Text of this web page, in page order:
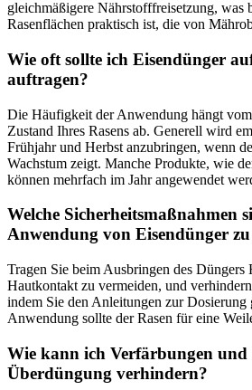
gleichmäßigere Nährstofffreisetzung, was
Rasenflächen praktisch ist, die von
Wie oft sollte ich Eisendünger
auftragen?
Die Häufigkeit der Anwendung hängt
Zustand Ihres Rasens ab. Generell wird
Frühjahr und Herbst anzubringen, wenn
Wachstum zeigt. Manche Produkte, wie
können mehrfach im Jahr angewendet
Welche Sicherheitsmaßnahmen
Anwendung von Eisendünger zu
Tragen Sie beim Ausbringen des Düngers
Hautkontakt zu vermeiden, und
indem Sie den Anleitungen zur Dosierung
Anwendung sollte der Rasen für eine
Wie kann ich Verfärbungen und
Überdüngung verhindern?